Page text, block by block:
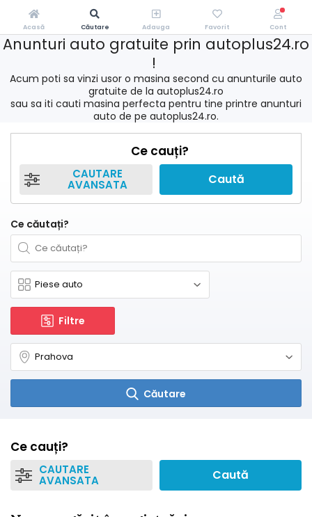
Anunturi auto gratuite prin autoplus24.ro
!
Acum poti sa vinzi usor o masina second cu anunturile auto
gratuite de la autoplus24.ro
sau sa iti cauti masina perfecta pentru tine printre anunturi
auto de pe autoplus24.ro.
Ce cauți?
CAUTARE
AVANSATA Caută
Ce căutați?
Filtre
Căutare
Ce cauți?
CAUTARE
AVANSATA Caută
Acasă Căutare Adauga Favorit Cont